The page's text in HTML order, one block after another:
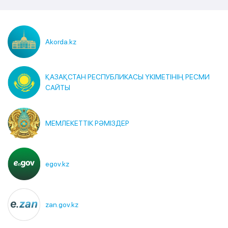
Akorda.kz
ҚАЗАҚСТАН РЕСПУБЛИКАСЫ ҮКІМЕТІНІҢ РЕСМИ
САЙТЫ
МЕМЛЕКЕТТІК РӘМІЗДЕР
egov.kz
zan.gov.kz